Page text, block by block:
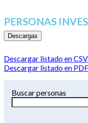
PERSONAS
Descargas
Descargar listado en CSV
Descargar listado en PDF
Buscar personas